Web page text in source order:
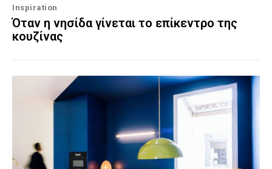
Inspiration
Όταν η νησίδα γίνεται το επίκεντρο της
κουζίνας